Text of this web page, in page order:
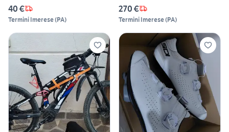
40 €
Termini Imerese(PA)
270 €
Termini Imerese(PA)